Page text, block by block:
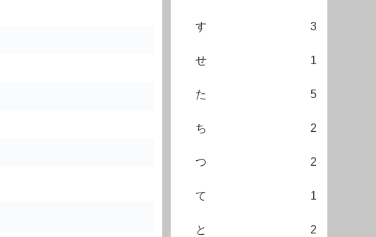
す 3
せ 1
た 5
ち 2
つ 2
て 1
と 2